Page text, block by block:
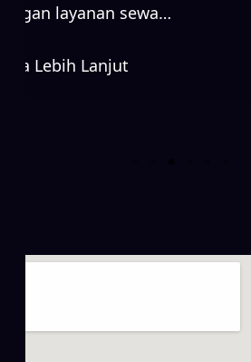
layanan sewa…
Lebih Lanjut